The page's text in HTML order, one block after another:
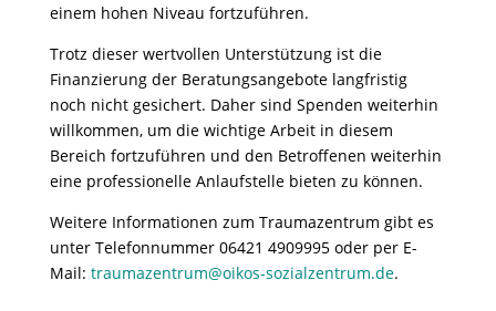
einem hohen Niveau fortzuführen.
Trotz dieser wertvollen Unterstützung ist die
Finanzierung der Beratungsangebote langfristig
noch nicht gesichert. Daher sind Spenden weiterhin
willkommen, um die wichtige Arbeit in diesem
Bereich fortzuführen und den Betroffenen weiterhin
eine professionelle Anlaufstelle bieten zu können.
Weitere Informationen zum Traumazentrum gibt es
unter Telefonnummer 06421 4909995 oder per E-
Mail: traumazentrum@oikos-sozialzentrum.de.